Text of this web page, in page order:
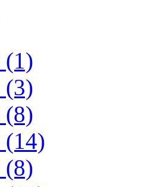
(1)
(3)
(8)
(14)
(8)